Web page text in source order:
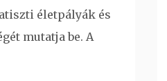
életpályák és
mutatja be. A